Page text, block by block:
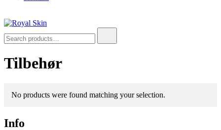
Royal Skin
Skind- og pelsforretning
for:
Tilbehør
No products were found matching your selection.
Info